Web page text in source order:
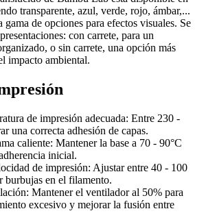
transparente, azul, verde, rojo, ámbar,...
de opciones para efectos visuales. Se
con carrete, para un
o sin carrete, una opción más
impacto ambiental.
de impresión adecuada: Entre 230 -
una correcta adhesión de capas.
caliente: Mantener la base a 70 - 90°C
inicial.
de impresión: Ajustar entre 40 - 100
burbujas en el filamento.
Mantener el ventilador al 50% para
excesivo y mejorar la fusión entre